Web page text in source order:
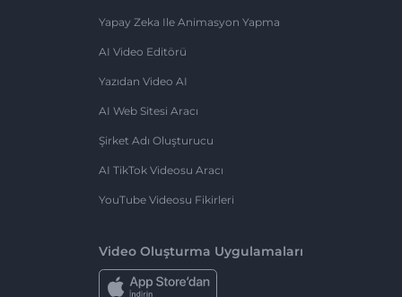
Yapay Zeka Ile Animasyon Yapma
AI Video Editörü
Yazıdan Video AI
AI Web Sitesi Aracı
Şirket Adı Oluşturucu
AI TikTok Videosu Aracı
YouTube Videosu Fikirleri
Video Oluşturma Uygulamaları